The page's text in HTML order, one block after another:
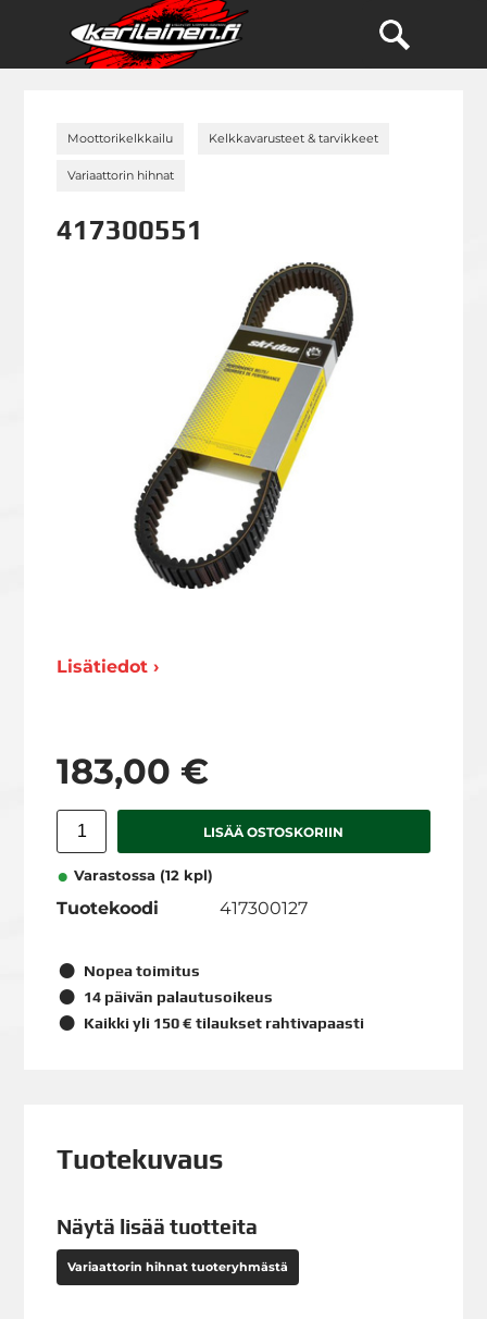
Moottorikelkkailu Kelkkavarusteet & tarvikkeet
Variaattorin hihnat
417300551
Lisätiedot ›
183,00 €
LISÄÄ OSTOSKORIIN
Varastossa (12 kpl)
Tuotekoodi 417300127
Nopea toimitus
14 päivän palautusoikeus
Kaikki yli 150 € tilaukset rahtivapaasti
Tuotekuvaus
Näytä lisää tuotteita
Variaattorin hihnat tuoteryhmästä